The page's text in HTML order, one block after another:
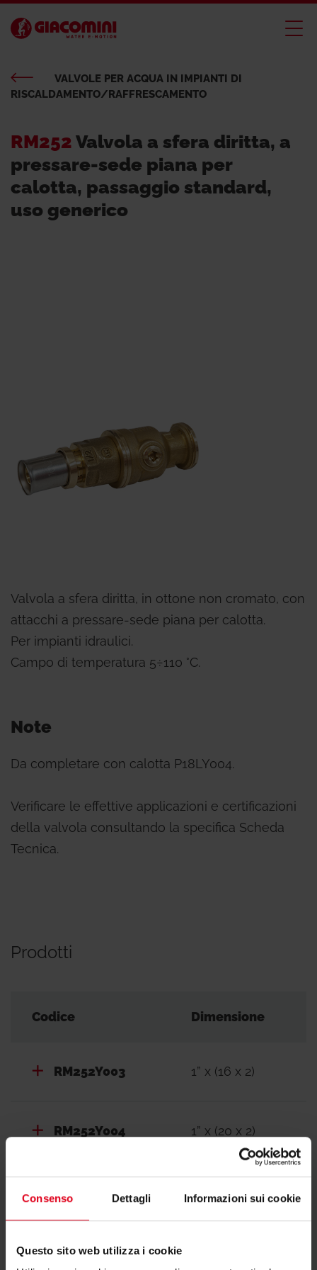
Consenso Dettagli Informazioni sui cookie
Questo sito web utilizza i cookie
VALVOLE PER ACQUA IN IMPIANTI DI
RISCALDAMENTO/RAFFRESCAMENTO
RM252 Valvola a sfera diritta, a
pressare-sede piana per
calotta, passaggio standard,
uso generico
Valvola a sfera diritta, in ottone non cromato, con
attacchi a pressare-sede piana per calotta.
Per impianti idraulici.
Campo di temperatura 5÷110 °C.
Note
Da completare con calotta P18LY004.
Verificare le effettive applicazioni e certificazioni
della valvola consultando la specifica Scheda
Tecnica.
Prodotti
Codice Dimensione
RM252Y003 1” x (16 x 2)
RM252Y004 1” x (20 x 2)
Documentazione